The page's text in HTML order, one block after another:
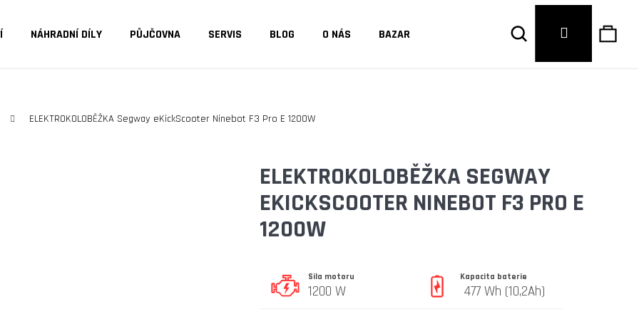
NÁHRADNÍ DÍLY PŮJČOVNA SERVIS BLOG O NÁS BAZAR Hledat Přihlášení
ELEKTROKOLOBĚŽKA Segway eKickScooter Ninebot F3 Pro E 1200W
ELEKTROKOLOBĚŽKA SEGWAY
EKICKSCOOTER NINEBOT F3 PRO E
1200W
Síla motoru
1200 W
Kapacita baterie
477 Wh (10,2Ah)